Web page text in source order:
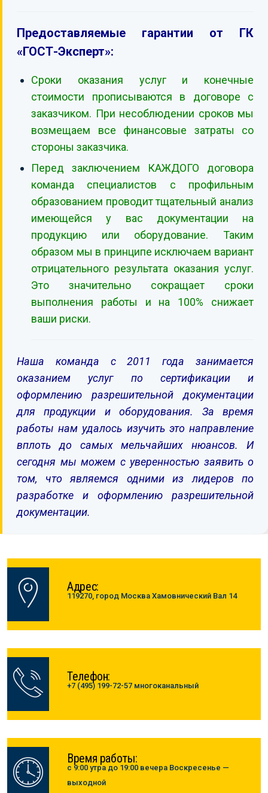
Предоставляемые гарантии от ГК
«ГОСТ-Эксперт»:
Сроки оказания услуг и конечные
стоимости прописываются в договоре с
заказчиком. При несоблюдении сроков мы
возмещаем все финансовые затраты со
стороны заказчика.
Перед заключением КАЖДОГО договора
команда специалистов с профильным
образованием проводит тщательный анализ
имеющейся у вас документации на
продукцию или оборудование. Таким
образом мы в принципе исключаем вариант
отрицательного результата оказания услуг.
Это значительно сокращает сроки
выполнения работы и на 100% снижает
ваши риски.
Наша команда с 2011 года занимается
оказанием услуг по сертификации и
оформлению разрешительной документации
для продукции и оборудования. За время
работы нам удалось изучить это направление
вплоть до самых мельчайших нюансов. И
сегодня мы можем с уверенностью заявить о
том, что являемся одними из лидеров по
разработке и оформлению разрешительной
документации.
Адрес:
119270, город Москва Хамовнический Вал 14
Телефон:
+7 (495) 199-72-57 многоканальный
Время работы:
с 9:00 утра до 19:00 вечера Воскресенье —
выходной